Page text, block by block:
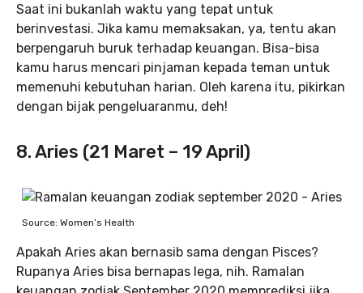
Saat ini bukanlah waktu yang tepat untuk
berinvestasi. Jika kamu memaksakan, ya, tentu akan
berpengaruh buruk terhadap keuangan. Bisa-bisa
kamu harus mencari pinjaman kepada teman untuk
memenuhi kebutuhan harian. Oleh karena itu, pikirkan
dengan bijak pengeluaranmu, deh!
8. Aries (21 Maret – 19 April)
Source: Women’s Health
Apakah Aries akan bernasib sama dengan Pisces?
Rupanya Aries bisa bernapas lega, nih. Ramalan